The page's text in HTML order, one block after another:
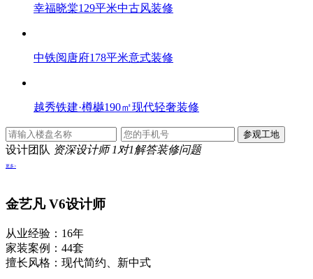
幸福晓棠129平米中古风装修
中铁阅唐府178平米意式装修
越秀铁建·樽樾190㎡现代轻奢装修
设计团队 资深设计师 1对1解答装修问题
更多>
金艺凡V6设计师
从业经验：16年
家装案例：44套
擅长风格：现代简约、新中式